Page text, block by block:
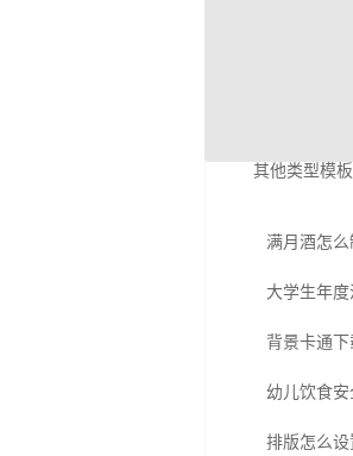
其他类型模
满月酒怎么
大学生年
背景卡通下
幼儿饮食
排版怎么设